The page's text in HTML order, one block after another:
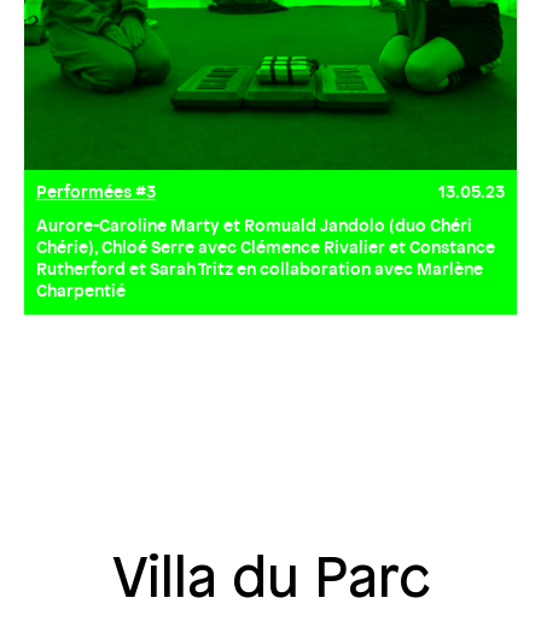
Performées #3
13.05.23
Aurore-Caroline Marty et Romuald Jandolo (duo Chéri
Chérie), Chloé Serre avec Clémence Rivalier et Constance
Rutherford et Sarah Tritz en collaboration avec Marlène
Charpentié
Villa du Parc